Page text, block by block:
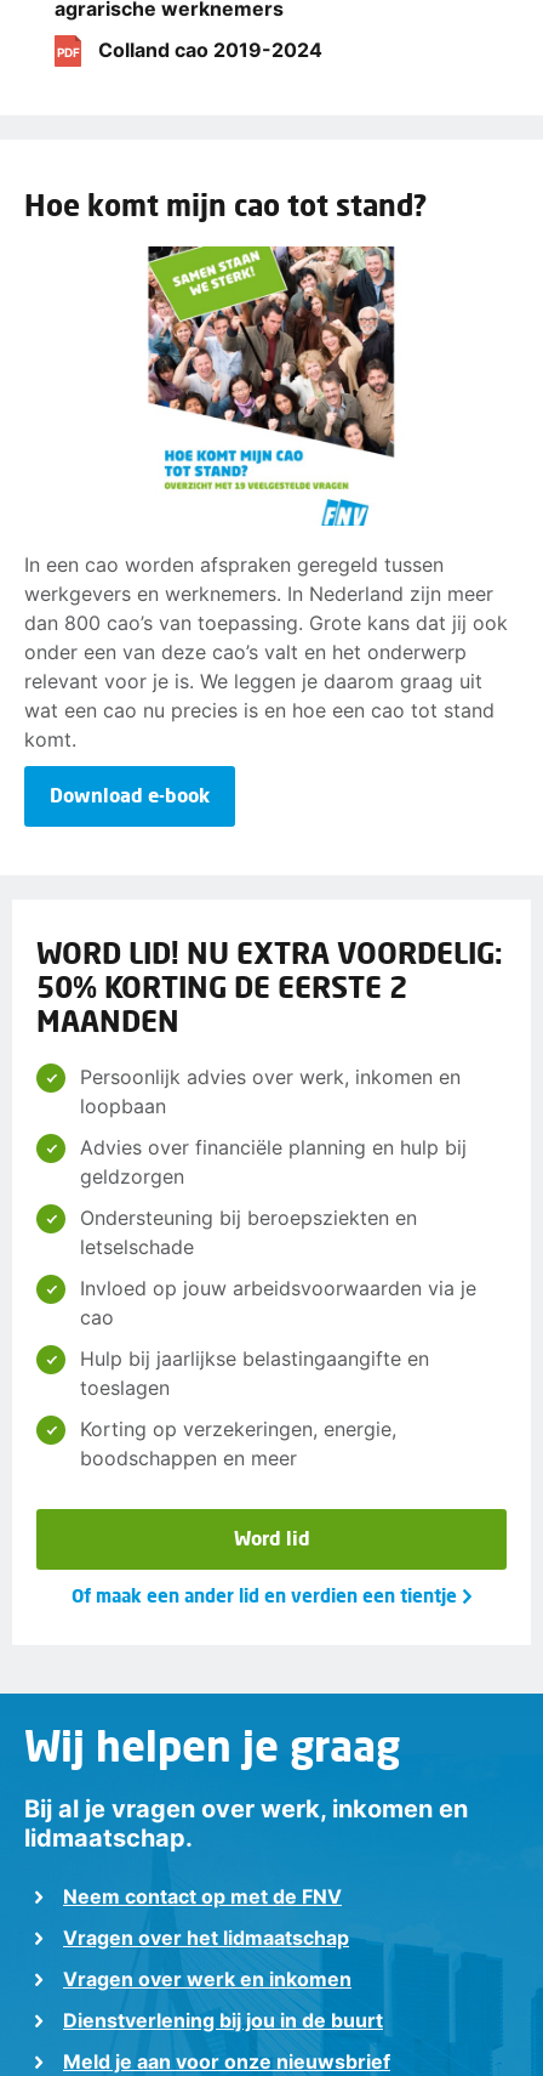
agrarische werknemers
PDF Colland cao 2019-2024
Hoe komt mijn cao tot stand?
In een cao worden afspraken geregeld tussen
werkgevers en werknemers. In Nederland zijn meer
dan 800 cao’s van toepassing. Grote kans dat jij ook
onder een van deze cao’s valt en het onderwerp
relevant voor je is. We leggen je daarom graag uit
wat een cao nu precies is en hoe een cao tot stand
komt.
Download e-book
WORD LID! NU EXTRA VOORDELIG:
50% KORTING DE EERSTE 2
MAANDEN
Persoonlijk advies over werk, inkomen en
loopbaan
Advies over financiële planning en hulp bij
geldzorgen
Ondersteuning bij beroepsziekten en
letselschade
Invloed op jouw arbeidsvoorwaarden via je
cao
Hulp bij jaarlijkse belastingaangifte en
toeslagen
Korting op verzekeringen, energie,
boodschappen en meer
Word lid
Of maak een ander lid en verdien een tientje
Wij helpen je graag
Bij al je vragen over werk, inkomen en
lidmaatschap.
Neem contact op met de FNV
Vragen over het lidmaatschap
Vragen over werk en inkomen
Dienstverlening bij jou in de buurt
Meld je aan voor onze nieuwsbrief